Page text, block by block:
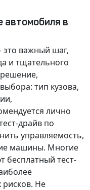
автомобиля в
важный шаг,
и тщательного
,
тип кузова,
лично
драйв по
управляемость,
машины. Многие
бесплатный тест-
Не